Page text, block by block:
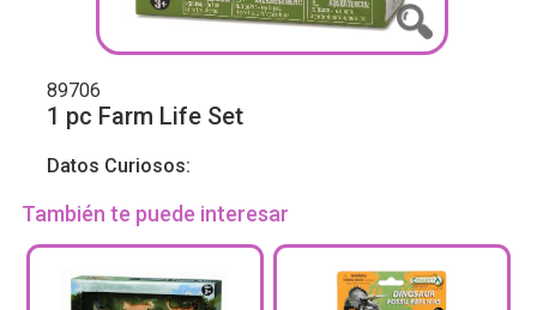
89706
1 pc Farm Life Set
Datos Curiosos:
También te puede interesar